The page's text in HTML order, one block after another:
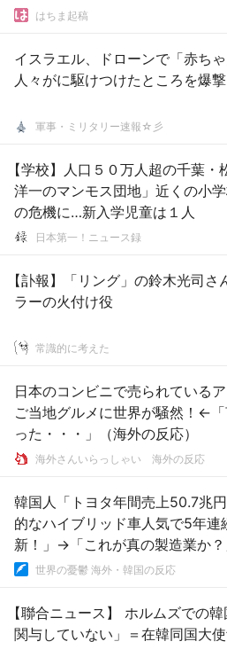
はちま起稿
イスラエル、ドローンで「赤ち
人々がに駆けつけたところを爆撃
軍事・ミリタリー速報☆彡
【学校】人口５０万人超の千葉・
洋一のマンモス団地」近くの小
の危機に…新入学児童は１人
日本第一！ニュース録
【訃報】「リング」の鈴木光司
ラーの火付け役
常識的に考えた
日本のコンビニで売られている
ご当地グルメに世界が騒然！←
った・・・」（海外の反応）
海外さんいらっしゃい 海外の反応
韓国人「トヨタ年間売上50.7兆
的なハイブリッド車人気で5年連
新！」→「これが真の製造業か？
世界の憂鬱 海外・韓国の反応
【聯合ニュース】 ホルムズでの
関与していない」＝在韓同国大